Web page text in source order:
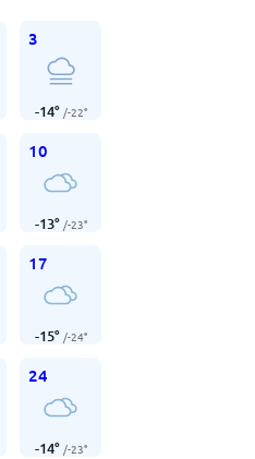
3
-14° /-22°
10
-13° /-23°
17
-15° /-24°
24
-14° /-23°